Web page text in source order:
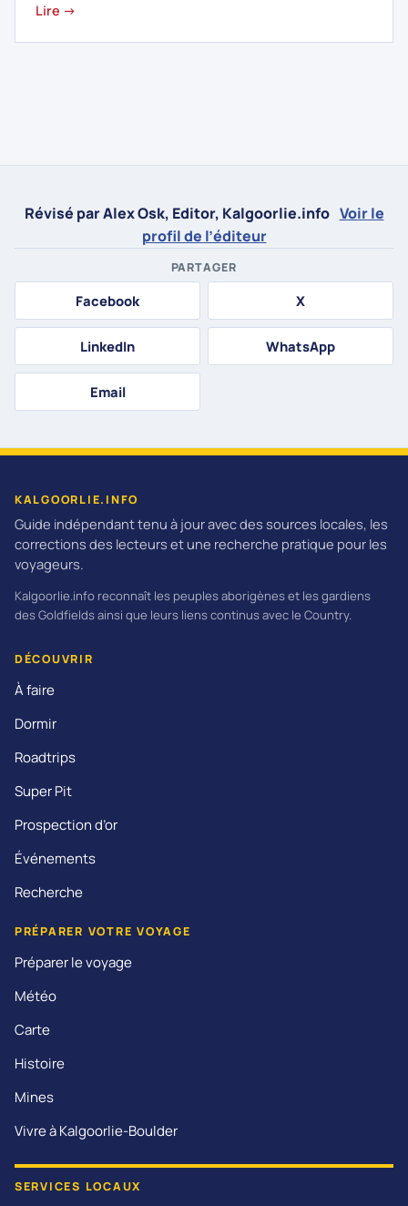
Lire →
Révisé par Alex Osk, Editor, Kalgoorlie.info Voir le
profil de l’éditeur
PARTAGER
Facebook X
LinkedIn WhatsApp
Email
KALGOORLIE.INFO
Guide indépendant tenu à jour avec des sources locales, les
corrections des lecteurs et une recherche pratique pour les
voyageurs.
Kalgoorlie.info reconnaît les peuples aborigènes et les gardiens
des Goldfields ainsi que leurs liens continus avec le Country.
DÉCOUVRIR
À faire
Dormir
Roadtrips
Super Pit
Prospection d’or
Événements
Recherche
PRÉPARER VOTRE VOYAGE
Préparer le voyage
Météo
Carte
Histoire
Mines
Vivre à Kalgoorlie-Boulder
SERVICES LOCAUX